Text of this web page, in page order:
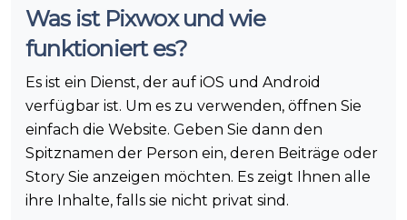
Was ist Pixwox und wie
funktioniert es?
Es ist ein Dienst, der auf iOS und Android
verfügbar ist. Um es zu verwenden, öffnen Sie
einfach die Website. Geben Sie dann den
Spitznamen der Person ein, deren Beiträge oder
Story Sie anzeigen möchten. Es zeigt Ihnen alle
ihre Inhalte, falls sie nicht privat sind.